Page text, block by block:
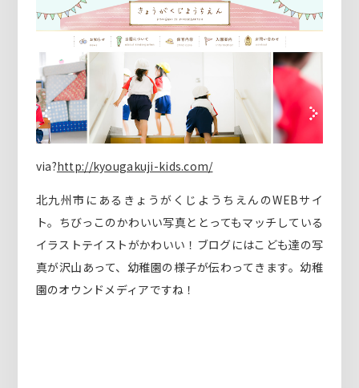
via?http://kyougakuji-kids.com/
北九州市にあるきょうがくじようちえんのWEBサイ
ト。ちびっこのかわいい写真ととってもマッチしている
イラストテイストがかわいい！ブログにはこども達の写
真が沢山あって、幼稚園の様子が伝わってきます。幼稚
園のオウンドメディアですね！